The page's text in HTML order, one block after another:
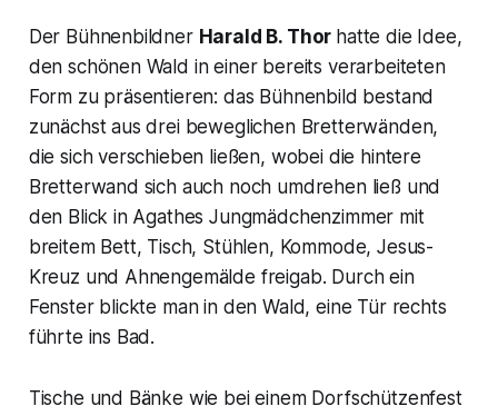
Der Bühnenbildner Harald B. Thor hatte die Idee,
den schönen Wald in einer bereits verarbeiteten
Form zu präsentieren: das Bühnenbild bestand
zunächst aus drei beweglichen Bretterwänden,
die sich verschieben ließen, wobei die hintere
Bretterwand sich auch noch umdrehen ließ und
den Blick in Agathes Jungmädchenzimmer mit
breitem Bett, Tisch, Stühlen, Kommode, Jesus-
Kreuz und Ahnengemälde freigab. Durch ein
Fenster blickte man in den Wald, eine Tür rechts
führte ins Bad.
Tische und Bänke wie bei einem Dorfschützenfest